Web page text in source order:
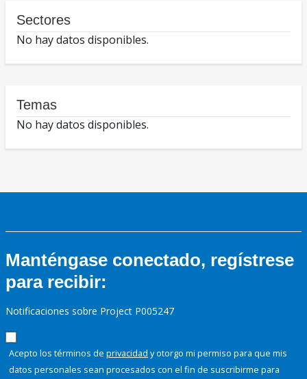
Sectores
No hay datos disponibles.
Temas
No hay datos disponibles.
Manténgase conectado, regístrese
para recibir:
Notificaciones sobre Project P005247
Acepto los términos de privacidad y otorgo mi permiso para que mis
datos personales sean procesados con el fin de suscribirme para